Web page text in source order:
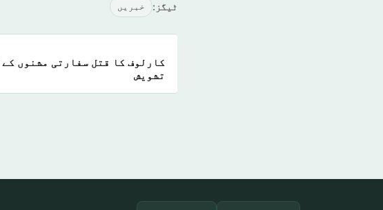
ٹیگز: خبريں
كارلوف کا قتل سفارتی مشنوں
تشویش